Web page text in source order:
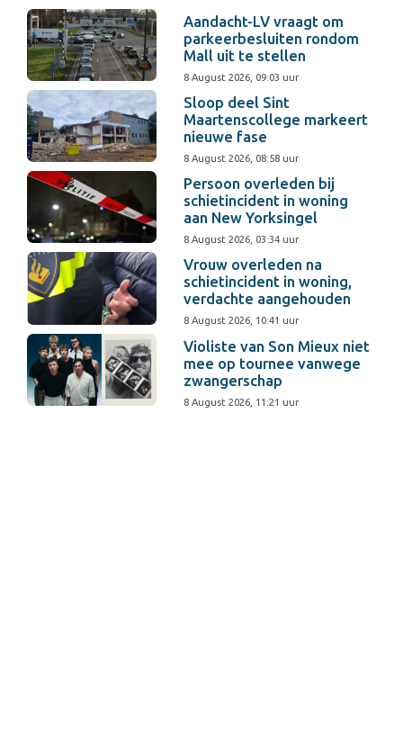
Aandacht-LV vraagt om
parkeerbesluiten rondom
Mall uit te stellen
8 August 2026, 09:03 uur
Sloop deel Sint
Maartenscollege markeert
nieuwe fase
8 August 2026, 08:58 uur
Persoon overleden bij
schietincident in woning
aan New Yorksingel
8 August 2026, 03:34 uur
Vrouw overleden na
schietincident in woning,
verdachte aangehouden
8 August 2026, 10:41 uur
Violiste van Son Mieux niet
mee op tournee vanwege
zwangerschap
8 August 2026, 11:21 uur